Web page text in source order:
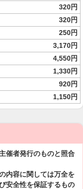
320円
320円
250円
3,170円
4,550円
1,330円
920円
1,150円
催者発行のものと照合
内容に関しては万全を
安全性を保証するもの